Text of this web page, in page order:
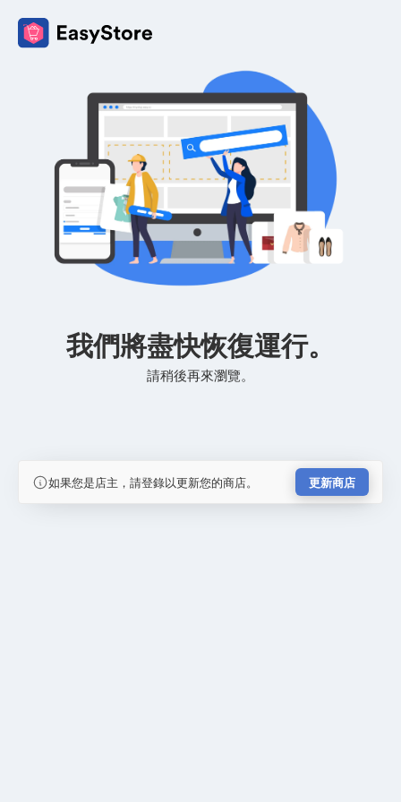
我們將盡快恢復運行。
請稍後再來瀏覽。
如果您是店主，請登錄以更新您的商店。 更新商店